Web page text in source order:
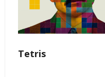
Tetris